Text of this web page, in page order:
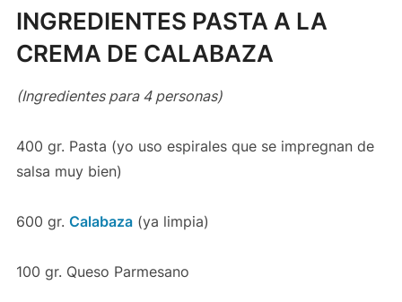
INGREDIENTES PASTA A LA
CREMA DE CALABAZA
(Ingredientes para 4 personas)
400 gr. Pasta (yo uso espirales que se impregnan de
salsa muy bien)
600 gr. Calabaza(ya limpia)
100 gr. Queso Parmesano